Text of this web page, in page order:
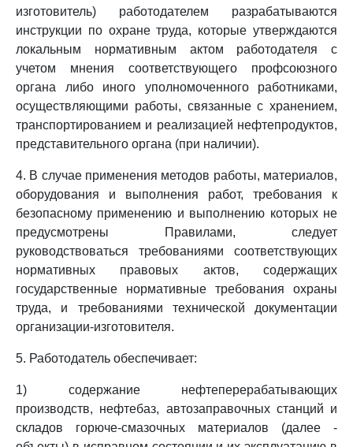
изготовитель) работодателем разрабатываются
инструкции по охране труда, которые утверждаются
локальным нормативным актом работодателя с
учетом мнения соответствующего профсоюзного
органа либо иного уполномоченного работниками,
осуществляющими работы, связанные с хранением,
транспортированием и реализацией нефтепродуктов,
представительного органа (при наличии).
4. В случае применения методов работы, материалов,
оборудования и выполнения работ, требования к
безопасному применению и выполнению которых не
предусмотрены Правилами, следует
руководствоваться требованиями соответствующих
нормативных правовых актов, содержащих
государственные нормативные требования охраны
труда, и требованиями технической документации
организации-изготовителя.
5. Работодатель обеспечивает:
1) содержание нефтеперерабатывающих
производств, нефтебаз, автозаправочных станций и
складов горюче-смазочных материалов (далее -